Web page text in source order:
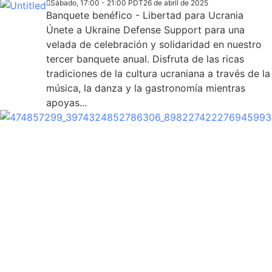
Banquete benéfico - Libertad para Ucrania
Sábado, 17:00 - 21:00 PDT26 de abril de 2025
Únete a Ukraine Defense Support para una
velada de celebración y solidaridad en nuestro
tercer banquete anual. Disfruta de las ricas
tradiciones de la cultura ucraniana a través de la
música, la danza y la gastronomía mientras
apoyas...